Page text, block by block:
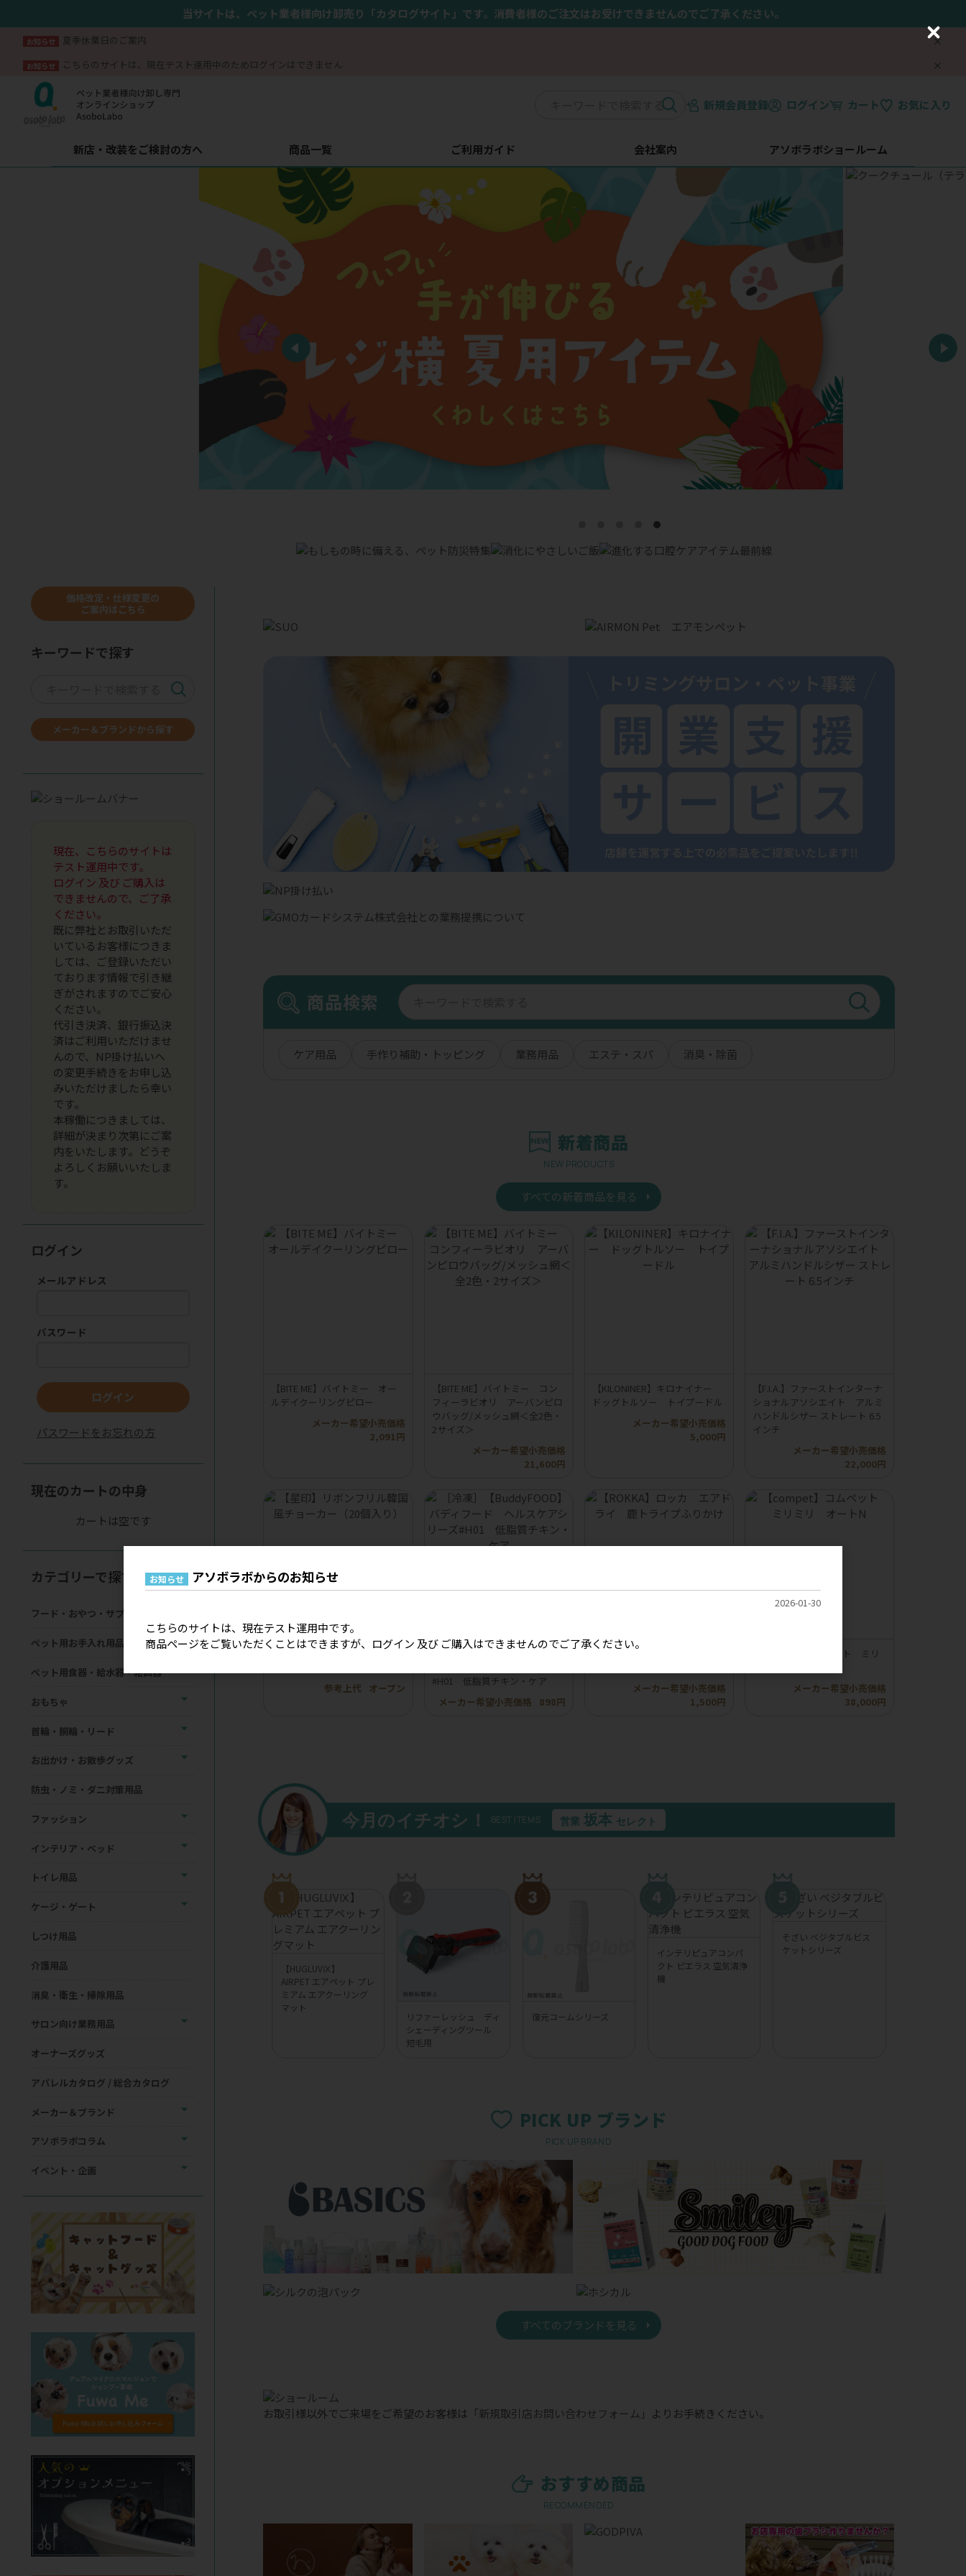
当サイトは、ペット業者様向け卸売り「カタログサイト」です。消費者様のご注文はお受けできませんのでご了承ください。
お知らせ 夏季休業日のご案内
お知らせ こちらのサイトは、現在テスト運用中のためログインはできません
新規会員登録 ログイン カート お気に入り
新店・改装をご検討の方へ 商品一覧 ご利用ガイド 会社案内 アソボラボショールーム
商品検索
ケア用品 手作り補助・トッピング 業務用品 エステ・スパ 消臭・除菌
新着商品
NEW PRODUCTS
すべての新着商品を見る
【BITE ME】バイトミー オー
ルデイクーリングピロー
メーカー希望小売価格
2,091円
【BITE ME】バイトミー コン
フィーラビオリ アーバンピロ
ウバッグ/メッシュ網＜全2色・
2サイズ＞
メーカー希望小売価格
21,600円
【KILONINER】キロナイナー
ドッグトルソー トイプードル
メーカー希望小売価格
5,000円
【F.I.A.】ファーストインターナ
ショナルアソシエイト アルミ
ハンドルシザー ストレート 6.5
インチ
メーカー希望小売価格
22,000円
【星印】リボンフリル韓国風チ
参考上代
オープン
［冷凍］【BuddyFOOD】バデ
#H01 低脂質チキン・ケア
メーカー希望小売価格
898円
【ROKKA】ロッカ エアドラ
メーカー希望小売価格
1,500円
【compet】コムペット ミリ
メーカー希望小売価格
38,000円
今月のイチオシ！ BEST ITEMS 営業 坂本 セレクト
【HUGLUVⅨ】
AIRPET エアペット プレ
ミアム エアクーリング
マット
リファーレッシュ ディ
シェーディングツール
短毛用
復元コームシリーズ
インテリピュアコンパ
クト ピエラス 空気清浄
機
そざい ベジタブルビス
ケットシリーズ
PICK UP ブランド
PICK UP BRAND
すべてのブランドを見る
お取引様以外でご来場をご希望のお客様は 「新規取引店お問い合わせフォーム」 よりお手続きください。
おすすめ商品
RECOMMENDED
価格改定・仕様変更の
ご案内はこちら
キーワードで探す
メーカー＆ブランドから探す
現在、こちらのサイトは
テスト運用中です。
ログイン 及び ご購入は
できませんので、ご了承
ください。
既に弊社とお取引いただ
いているお客様につきま
しては、ご登録いただい
ております情報で引き継
ぎがされますのでご安心
ください。
代引き決済、銀行振込決
済はご利用いただけませ
んので、NP掛け払いへ
の変更手続きをお申し込
みいただけましたら幸い
です。
本稼働につきましては、
詳細が決まり次第にご案
内をいたします。どうぞ
よろしくお願いいたしま
す。
ログイン
メールアドレス
パスワード
ログイン
パスワードをお忘れの方
現在のカートの中身
カートは空です
カテゴリーで探す
フード・おやつ・サプリメント
ペット用お手入れ用品
ペット用食器・給水器・給餌器
おもちゃ
首輪・胴輪・リード
お出かけ・お散歩グッズ
防虫・ノミ・ダニ対策用品
ファッション
インテリア・ベッド
トイレ用品
ケージ・ゲート
しつけ用品
介護用品
消臭・衛生・掃除用品
サロン向け業務用品
オーナーズグッズ
アパレルカタログ / 総合カタログ
メーカー＆ブランド
アソボラボコラム
イベント・企画
お知らせ アソボラボからのお知らせ
2026-01-30
こちらのサイトは、現在テスト運用中です。
商品ページをご覧いただくことはできますが、ログイン 及び ご購入はできませんのでご了承ください。
C
o